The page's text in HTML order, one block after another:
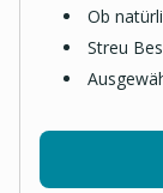
Ob
Streu